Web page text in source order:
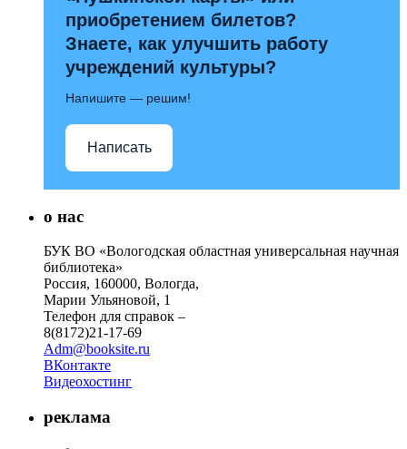
приобретением билетов?
Знаете, как улучшить работу
учреждений культуры?
Напишите — решим!
Написать
о нас
БУК ВО «Вологодская областная универсальная научная
библиотека»
Россия, 160000, Вологда,
Марии Ульяновой, 1
Телефон для справок –
8(8172)21-17-69
Adm@booksite.ru
ВКонтакте
Видеохостинг
реклама